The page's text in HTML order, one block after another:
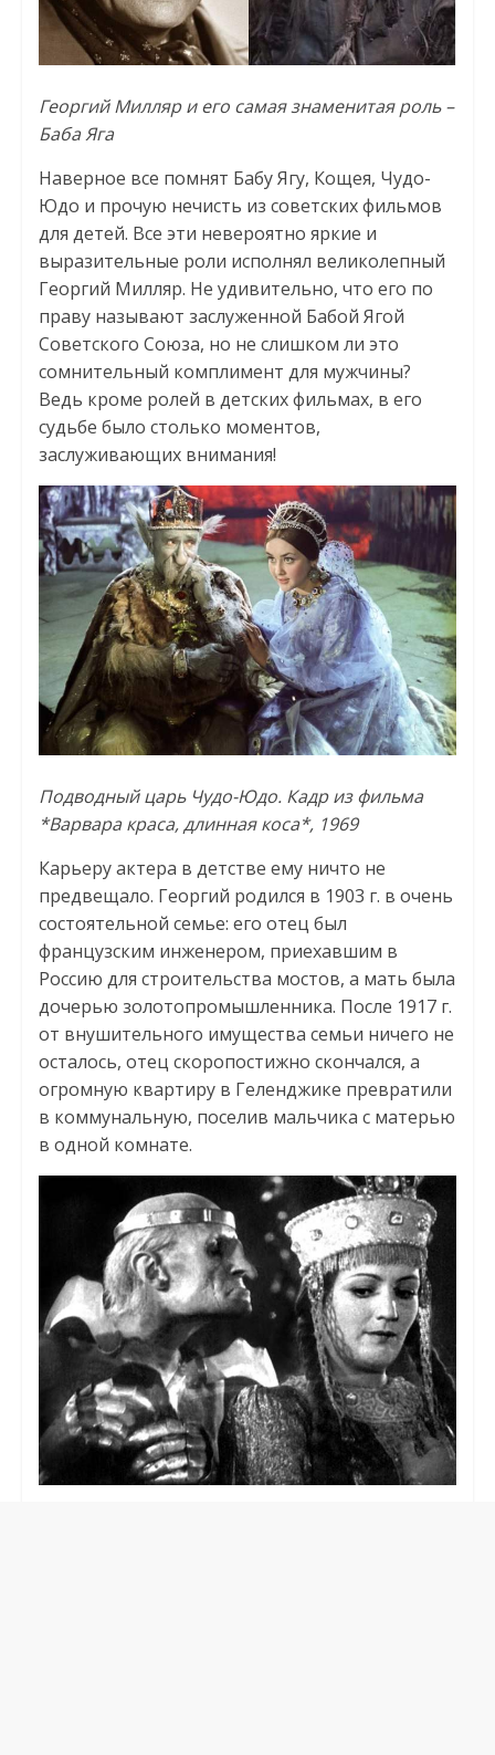
Георгий Милляр и его самая знаменитая роль –
Баба Яга
Наверное все помнят Бабу Ягу, Кощея, Чудо-
Юдо и прочую нечисть из советских фильмов
для детей. Все эти невероятно яркие и
выразительные роли исполнял великолепный
Георгий Милляр. Не удивительно, что его по
праву называют заслуженной Бабой Ягой
Советского Союза, но не слишком ли это
сомнительный комплимент для мужчины?
Ведь кроме ролей в детских фильмах, в его
судьбе было столько моментов,
заслуживающих внимания!
Подводный царь Чудо-Юдо. Кадр из фильма
*Варвара краса, длинная коса*, 1969
Карьеру актера в детстве ему ничто не
предвещало. Георгий родился в 1903 г. в очень
состоятельной семье: его отец был
французским инженером, приехавшим в
Россию для строительства мостов, а мать была
дочерью золотопромышленника. После 1917 г.
от внушительного имущества семьи ничего не
осталось, отец скоропостижно скончался, а
огромную квартиру в Геленджике превратили
в коммунальную, поселив мальчика с матерью
в одной комнате.